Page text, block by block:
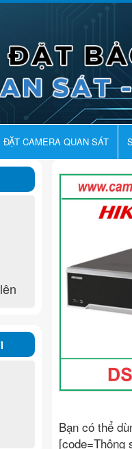
ĐẶT CAMERA QUAN SÁT
Bạn có thể
[code=Thông